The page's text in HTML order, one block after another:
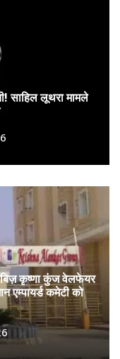
साहिल लूथरा मामले
कृष्णा कुंज वेलफेयर
एम्पायर्ड कमेटी को